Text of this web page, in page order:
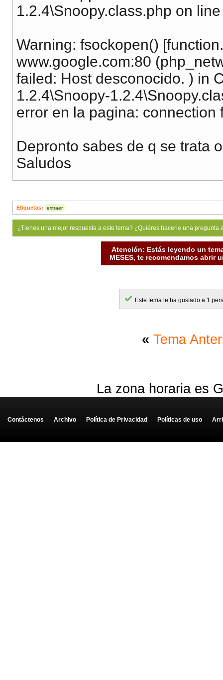
1.2.4\Snoopy.class.php on
Warning: fsockopen()
www.google.com:80
failed: Host desconocido. ) in
1.2.4\Snoopy-
error en la pagina: connection
Depronto sabes de q se trata
Saludos
Etiquetas: extraer
¿Tienes una mejor respuesta a este tema? ¿Quiéres hacerle una
Atención: Estás leyendo un
MESES, te recomendamos abrir
Este tema le ha gustado a 1
« Tema
La zona horaria es
Contáctenos - Archivo - Política de Privacidad - Políticas de uso -